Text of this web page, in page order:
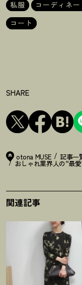
私服 コーディネー
コート
SHARE
otona MUSE 記事一
おしゃれ業界人の“最
関連記事